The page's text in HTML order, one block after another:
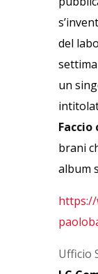
del
un
Faccio
brani
album
https://
Ufficio